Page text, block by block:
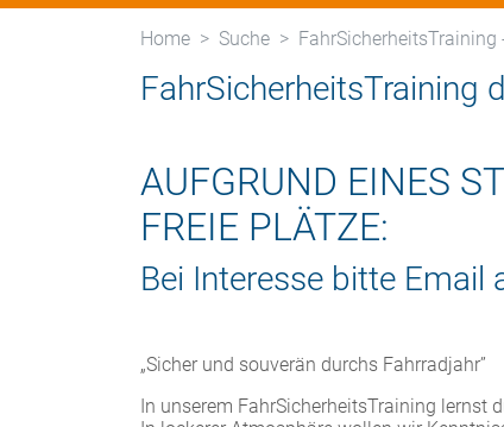
Home Suche FahrSicherheitsTraining
FahrSicherheitsTraining
AUFGRUND EINES
FREIE PLÄTZE:
Bei Interesse bitte Email
„Sicher und souverän durchs Fahrradjahr”
In unserem FahrSicherheitsTraining lernst